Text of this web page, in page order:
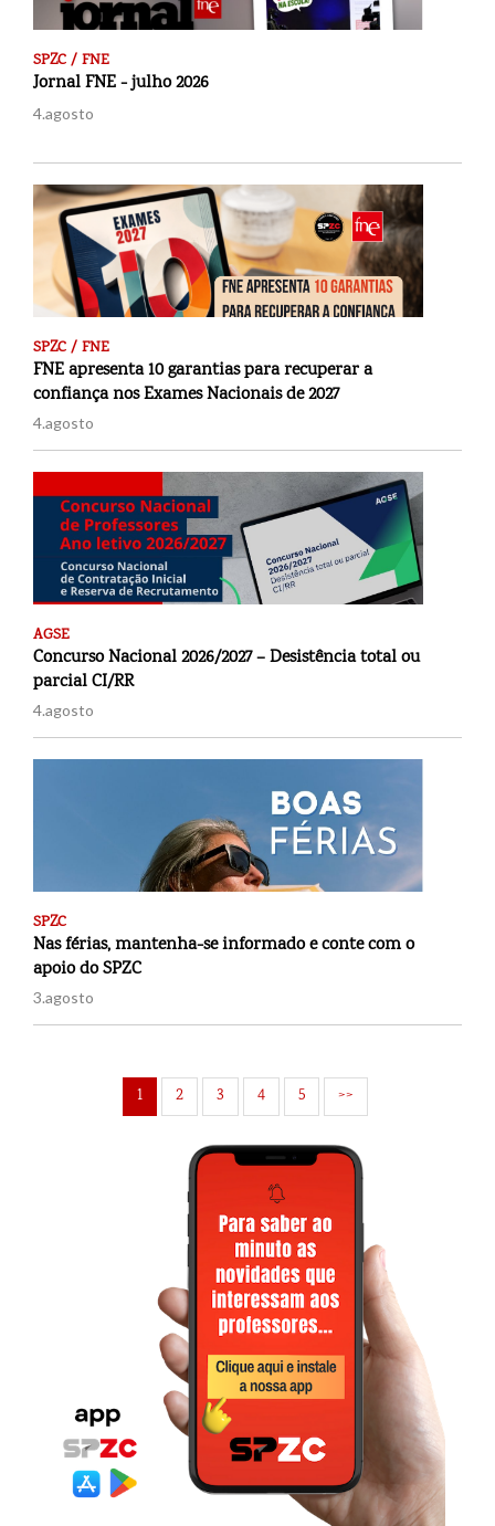
SPZC / FNE
Jornal FNE - julho 2026
4.agosto
SPZC / FNE
FNE apresenta 10 garantias para recuperar a
confiança nos Exames Nacionais de 2027
4.agosto
AGSE
Concurso Nacional 2026/2027 – Desistência total ou
parcial CI/RR
4.agosto
SPZC
Nas férias, mantenha-se informado e conte com o
apoio do SPZC
3.agosto
1 2 3 4 5 >>